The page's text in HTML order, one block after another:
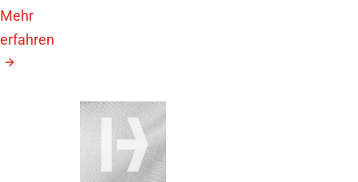
9. Oktober
2026
Breakthrough
T1D Clinical
Mehr
erfahren